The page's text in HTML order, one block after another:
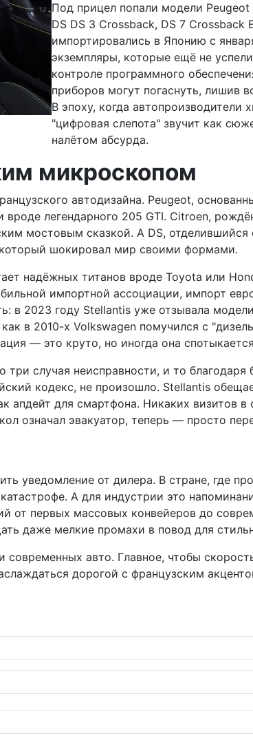
Под прицел попали модели
DS DS 3 Crossback, DS 7 Crossback
импортировались в Японию с
экземпляры, которые ещё не
контроле программного
приборов могут погаснуть, лишив
В эпоху, когда
"цифровая слепота" звучит как
налётом абсурда.
микроскопом
автодизайна. Peugeot,
легендарного 205 GTI. Citroen,
мостовым сказкой. А DS,
который шокировал мир своими формами.
надёжных титанов вроде Toyota или
импортной ассоциации, импорт
в 2023 году Stellantis уже отзывала
в 2010-х Volkswagen помучился с
— это круто, но иногда она
случая неисправности, и то
кодекс, не произошло. Stellantis
апдейт для смартфона. Никаких визитов
означал эвакуатор, теперь — просто
уведомление от дилера. В стране, где
А для индустрии это
от первых массовых конвейеров до
даже мелкие промахи в повод для
авто. Главное, чтобы
дорогой с французским
в архив